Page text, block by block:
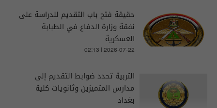
حقيقة فتح باب التقديم للدراسة على
نفقة وزارة الدفاع في الطبابة
العسكرية
02:13 | 2026-07-22
التربية تحدد ضوابط التقديم إلى
مدارس المتميزين وثانويات كلية
بغداد